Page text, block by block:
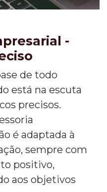
-
de todo
está na escuta
precisos.
é adaptada à
sempre com
positivo,
aos objetivos